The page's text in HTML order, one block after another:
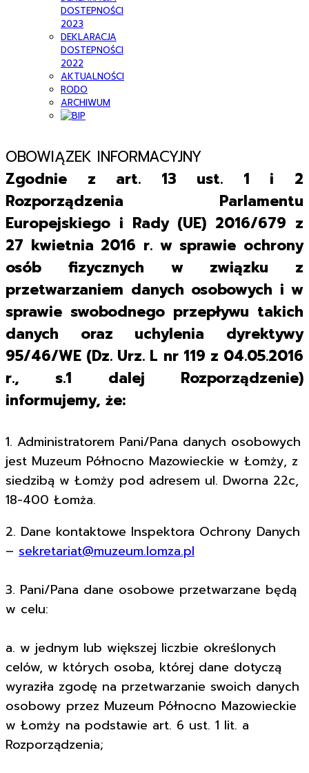
DOSTEPNOŚCI
2023
DEKLARACJA
DOSTEPNOŚCI
2022
AKTUALNOŚCI
RODO
ARCHIWUM
OBOWIĄZEK INFORMACYJNY
Zgodnie z art. 13 ust. 1 i 2
Rozporządzenia Parlamentu
Europejskiego i Rady (UE) 2016/679 z
27 kwietnia 2016 r. w sprawie ochrony
osób fizycznych w związku z
przetwarzaniem danych osobowych i w
sprawie swobodnego przepływu takich
danych oraz uchylenia dyrektywy
95/46/WE (Dz. Urz. L nr 119 z 04.05.2016
r., s.1 dalej Rozporządzenie)
informujemy, że:
1. Administratorem Pani/Pana danych osobowych
jest Muzeum Północno Mazowieckie w Łomży, z
siedzibą w Łomży pod adresem ul. Dworna 22c,
18-400 Łomża.
2. Dane kontaktowe Inspektora Ochrony Danych
– sekretariat@muzeum.lomza.pl
3. Pani/Pana dane osobowe przetwarzane będą
w celu:
a. w jednym lub większej liczbie określonych
celów, w których osoba, której dane dotyczą
wyraziła zgodę na przetwarzanie swoich danych
osobowy przez Muzeum Północno Mazowieckie
w Łomży na podstawie art. 6 ust. 1 lit. a
Rozporządzenia;